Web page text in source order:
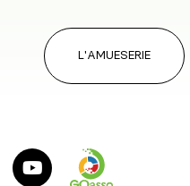
L'AMUESERIE